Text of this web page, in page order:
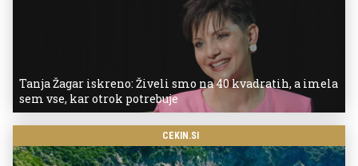
Tanja Žagar iskreno: Živeli smo na 40 kvadratih, a imela
sem vse, kar otrok potrebuje
CEKIN.SI